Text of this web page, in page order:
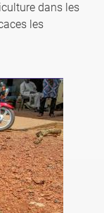
dans les
les